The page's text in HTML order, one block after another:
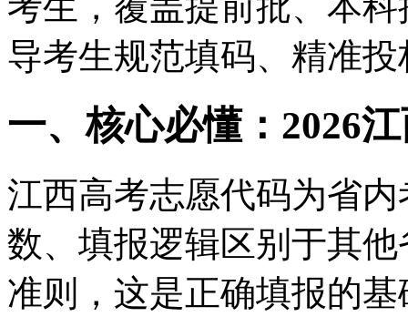
导考生规范填码、精准
一、核心必懂：2026
江西高考志愿代码为省
数、填报逻辑区别于其
准则，这是正确填报的